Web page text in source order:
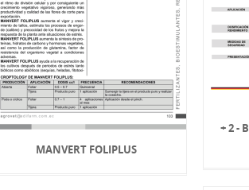
MANVERT FOLIPLUS
+ 2 -